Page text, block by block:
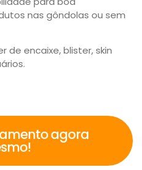
nas gôndolas ou sem
de encaixe, blister, skin
agora